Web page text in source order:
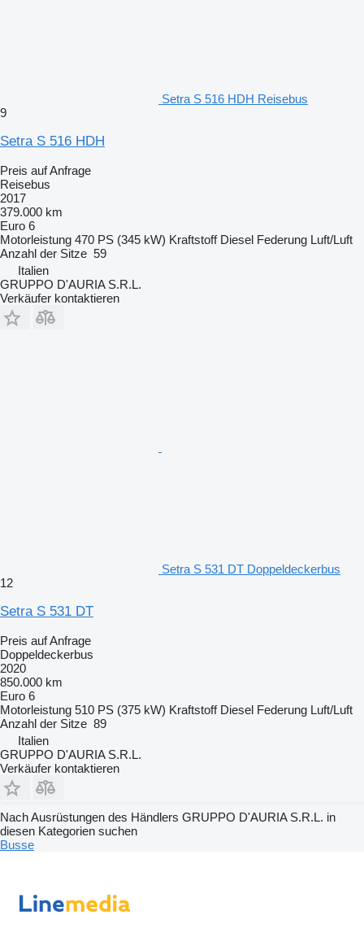
Setra S 516 HDH Reisebus
9
Setra S 516 HDH
Preis auf Anfrage
Reisebus
2017
379.000 km
Euro 6
Motorleistung 470 PS (345 kW) Kraftstoff Diesel Federung Luft/Luft
Anzahl der Sitze 59
Italien
GRUPPO D'AURIA S.R.L.
Verkäufer kontaktieren
Setra S 531 DT Doppeldeckerbus
12
Setra S 531 DT
Preis auf Anfrage
Doppeldeckerbus
2020
850.000 km
Euro 6
Motorleistung 510 PS (375 kW) Kraftstoff Diesel Federung Luft/Luft
Anzahl der Sitze 89
Italien
GRUPPO D'AURIA S.R.L.
Verkäufer kontaktieren
Nach Ausrüstungen des Händlers GRUPPO D'AURIA S.R.L. in
diesen Kategorien suchen
Busse